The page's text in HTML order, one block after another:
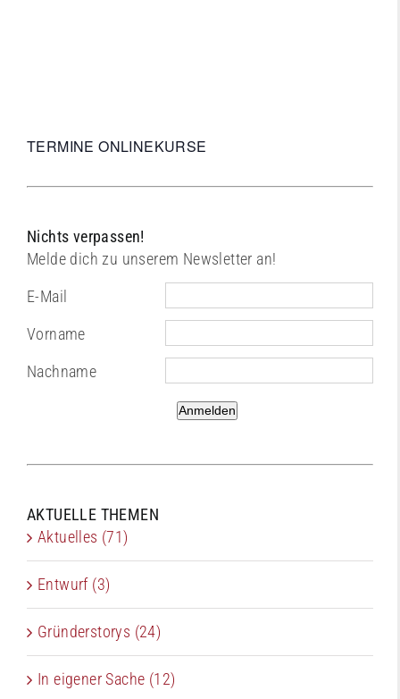
TERMINE ONLINEKURSE
Nichts verpassen!
Melde dich zu unserem Newsletter an!
E-Mail
Vorname
Nachname
Anmelden
AKTUELLE THEMEN
Aktuelles (71)
Entwurf (3)
Gründerstorys (24)
In eigener Sache (12)